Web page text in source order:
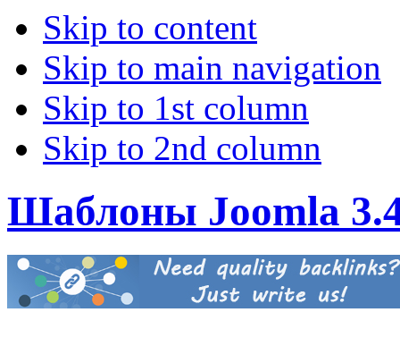
Skip to content
Skip to main navigation
Skip to 1st column
Skip to 2nd column
Шаблоны Joomla